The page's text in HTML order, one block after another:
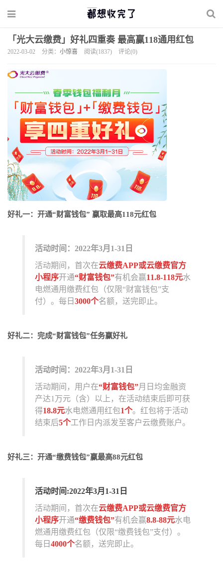
「光大云缴费」好礼四重奏 最高赢118通用红包
2022-03-02 分类： 小惊喜 阅读(1837) 评论(0)
好礼一：开通“财富钱包” 赢取最高118元红包
活动时间：2022年3月1-31日
活动期间，首次在云缴费APP或云缴费官方
小程序开通“财富钱包”有机会赢11.8-118元水
电燃通用缴费红包（仅限“财富钱包”支
付）。每日 3000个名额，送完即止。
好礼二：完成“财富钱包”任务赢好礼
活动时间：2022年3月1-31日
活动期间，用户在“财富钱包”月日均金融资
产达1万元（含）以上，在活动结束后即可获
得18.8元水电燃通用红包1个。红包将于活动
结束后5个工作日内派发至客户云缴费账户。
好礼三：开通“缴费钱包”赢最高88元红包
活动时间:2022年3月1-31日
活动期间，首次在云缴费APP或云缴费官方
小程序开通“缴费钱包”有机会赢8.8-88元水电
燃通用缴费红包（仅限“缴费钱包”支付）。
每日 4000个名额，送完即止。